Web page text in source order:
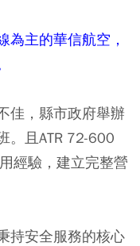
為主的華信航空，
佳，縣市政府舉辦
。且ATR 72-600
經驗，建立完整營
持安全服務的核心